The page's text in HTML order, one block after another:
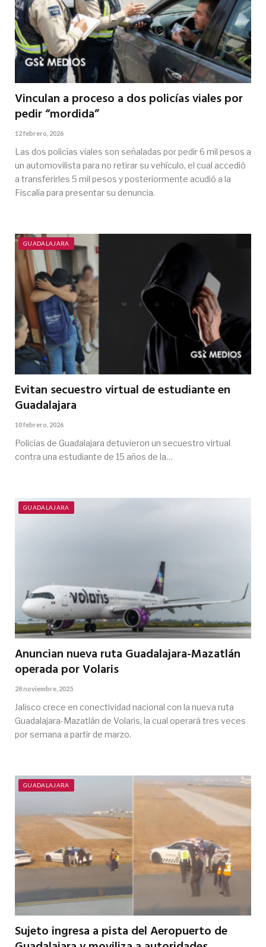
Vinculan a proceso a dos policías viales por
pedir “mordida”
12 febrero, 2026
Las dos policías viales son señaladas por pedir 6 mil pesos a
un automovilista para no retirar su vehículo, el cual accedió
a transferirles 5 mil pesos y posteriormente acudió a la
Fiscalía para presentar su denuncia.
GUADALAJARA
Evitan secuestro virtual de estudiante en
Guadalajara
10 febrero, 2026
Policías de Guadalajara detuvieron un secuestro virtual
contra una estudiante de 15 años de la…
GUADALAJARA
Anuncian nueva ruta Guadalajara-Mazatlán
operada por Volaris
28 noviembre, 2025
Jalisco crece en conectividad nacional con la nueva ruta
Guadalajara-Mazatlán de Volaris, la cual operará tres veces
por semana a partir de marzo.
GUADALAJARA
Sujeto ingresa a pista del Aeropuerto de